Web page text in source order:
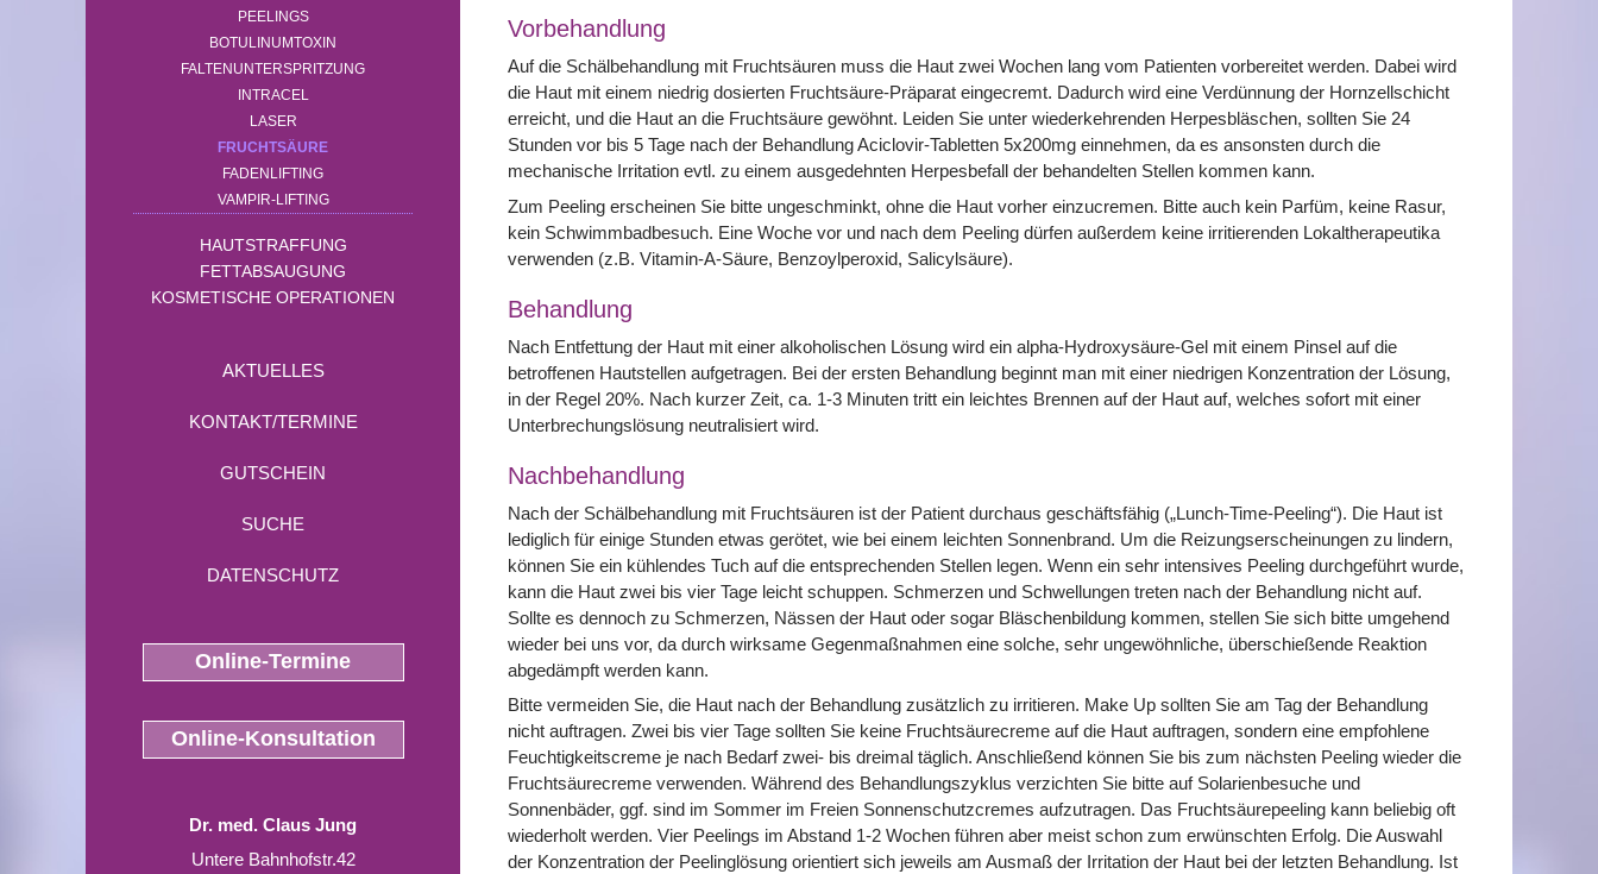
PEELINGS
BOTULINUMTOXIN
FALTENUNTERSPRITZUNG
INTRACEL
LASER
FRUCHTSÄURE
FADENLIFTING
VAMPIR-LIFTING
HAUTSTRAFFUNG
FETTABSAUGUNG
KOSMETISCHE OPERATIONEN
AKTUELLES
KONTAKT/TERMINE
GUTSCHEIN
SUCHE
DATENSCHUTZ
Online-Termine
Online-Konsultation
Dr. med. Claus Jung
Untere Bahnhofstr.42
Vorbehandlung
Auf die Schälbehandlung mit Fruchtsäuren muss die Haut zwei Wochen lang vom Patienten vorbereitet werden. Dabei wird
die Haut mit einem niedrig dosierten Fruchtsäure-Präparat eingecremt. Dadurch wird eine Verdünnung der Hornzellschicht
erreicht, und die Haut an die Fruchtsäure gewöhnt. Leiden Sie unter wiederkehrenden Herpesbläschen, sollten Sie 24
Stunden vor bis 5 Tage nach der Behandlung Aciclovir-Tabletten 5x200mg einnehmen, da es ansonsten durch die
mechanische Irritation evtl. zu einem ausgedehnten Herpesbefall der behandelten Stellen kommen kann.
Zum Peeling erscheinen Sie bitte ungeschminkt, ohne die Haut vorher einzucremen. Bitte auch kein Parfüm, keine Rasur,
kein Schwimmbadbesuch. Eine Woche vor und nach dem Peeling dürfen außerdem keine irritierenden Lokaltherapeutika
verwenden (z.B. Vitamin-A-Säure, Benzoylperoxid, Salicylsäure).
Behandlung
Nach Entfettung der Haut mit einer alkoholischen Lösung wird ein alpha-Hydroxysäure-Gel mit einem Pinsel auf die
betroffenen Hautstellen aufgetragen. Bei der ersten Behandlung beginnt man mit einer niedrigen Konzentration der Lösung,
in der Regel 20%. Nach kurzer Zeit, ca. 1-3 Minuten tritt ein leichtes Brennen auf der Haut auf, welches sofort mit einer
Unterbrechungslösung neutralisiert wird.
Nachbehandlung
Nach der Schälbehandlung mit Fruchtsäuren ist der Patient durchaus geschäftsfähig („Lunch-Time-Peeling“). Die Haut ist
lediglich für einige Stunden etwas gerötet, wie bei einem leichten Sonnenbrand. Um die Reizungserscheinungen zu lindern,
können Sie ein kühlendes Tuch auf die entsprechenden Stellen legen. Wenn ein sehr intensives Peeling durchgeführt wurde,
kann die Haut zwei bis vier Tage leicht schuppen. Schmerzen und Schwellungen treten nach der Behandlung nicht auf.
Sollte es dennoch zu Schmerzen, Nässen der Haut oder sogar Bläschenbildung kommen, stellen Sie sich bitte umgehend
wieder bei uns vor, da durch wirksame Gegenmaßnahmen eine solche, sehr ungewöhnliche, überschießende Reaktion
abgedämpft werden kann.
Bitte vermeiden Sie, die Haut nach der Behandlung zusätzlich zu irritieren. Make Up sollten Sie am Tag der Behandlung
nicht auftragen. Zwei bis vier Tage sollten Sie keine Fruchtsäurecreme auf die Haut auftragen, sondern eine empfohlene
Feuchtigkeitscreme je nach Bedarf zwei- bis dreimal täglich. Anschließend können Sie bis zum nächsten Peeling wieder die
Fruchtsäurecreme verwenden. Während des Behandlungszyklus verzichten Sie bitte auf Solarienbesuche und
Sonnenbäder, ggf. sind im Sommer im Freien Sonnenschutzcremes aufzutragen. Das Fruchtsäurepeeling kann beliebig oft
wiederholt werden. Vier Peelings im Abstand 1-2 Wochen führen aber meist schon zum erwünschten Erfolg. Die Auswahl
der Konzentration der Peelinglösung orientiert sich jeweils am Ausmaß der Irritation der Haut bei der letzten Behandlung. Ist